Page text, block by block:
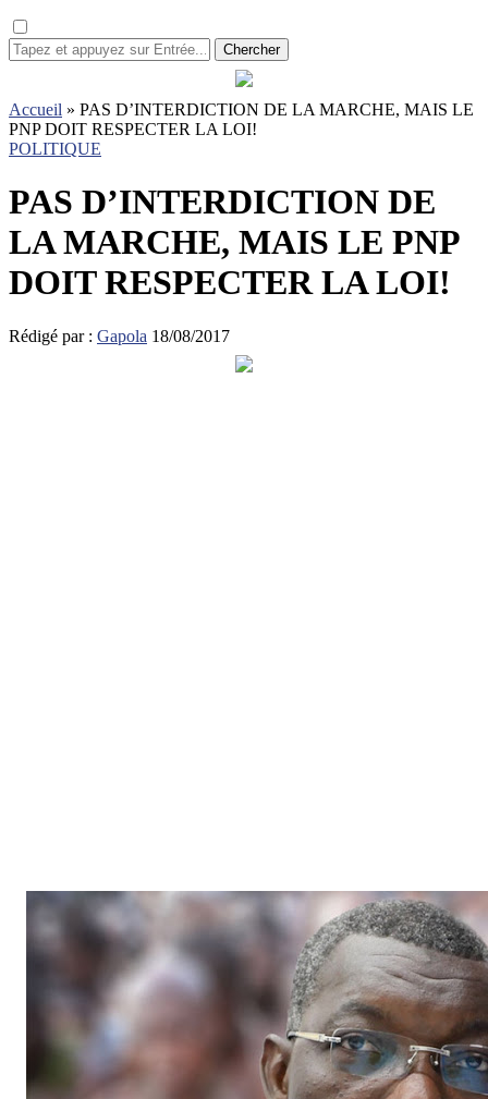
Chercher
Accueil » PAS D’INTERDICTION DE LA MARCHE, MAIS LE
PNP DOIT RESPECTER LA LOI!
POLITIQUE
PAS D’INTERDICTION DE
LA MARCHE, MAIS LE PNP
DOIT RESPECTER LA LOI!
Rédigé par : Gapola 18/08/2017